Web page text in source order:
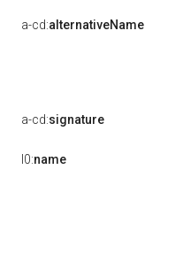
a-cd:alternativeName
a-cd:signature
l0:name